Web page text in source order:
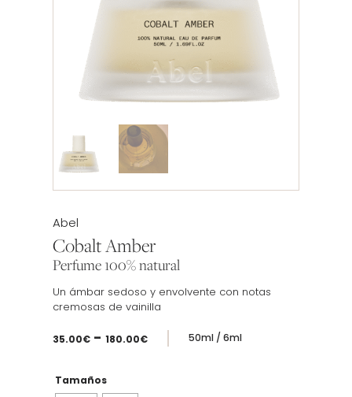
Abel
Cobalt Amber
Perfume 100% natural
Un ámbar sedoso y envolvente con notas
cremosas de vainilla
35.00€ - 180.00€Rango50ml / 6ml
Tamaños